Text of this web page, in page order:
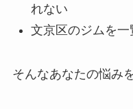
れない
文京区のジムを
そんなあなたの悩み